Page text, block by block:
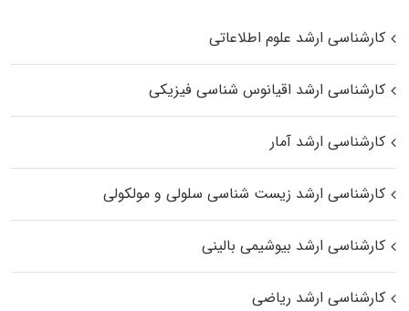
کارشناسی ارشد علوم اطلاعاتی
کارشناسی ارشد اقیانوس‌ شناسی فیزیکی
کارشناسی ارشد آمار
کارشناسی ارشد زیست شناسی سلولی و مولکولی
کارشناسی ارشد بیوشیمی بالینی
کارشناسی ارشد ریاضی